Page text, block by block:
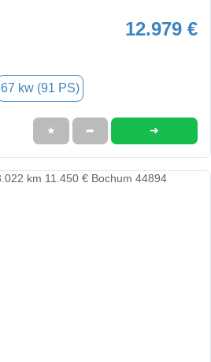
12.979 €
67 kw (91 PS)
★ ➦ ➜